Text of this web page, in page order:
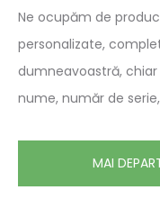
Ne ocupăm de
personalizate,
dumneavoastră,
nume, număr de
MAI